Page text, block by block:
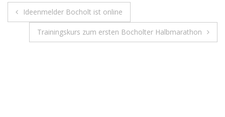
Beitragsnavigation
Ideenmelder Bocholt ist online
Trainingskurs zum ersten Bocholter Halbmarathon